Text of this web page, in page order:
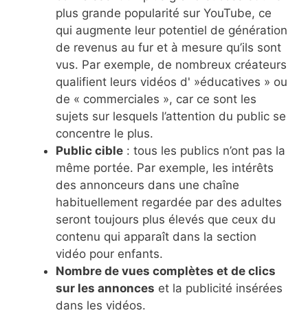
plus grande popularité sur YouTube, ce
qui augmente leur potentiel de génération
de revenus au fur et à mesure qu’ils sont
vus. Par exemple, de nombreux créateurs
qualifient leurs vidéos d' »éducatives » ou
de « commerciales », car ce sont les
sujets sur lesquels l’attention du public se
concentre le plus.
Public cible : tous les publics n’ont pas la
même portée. Par exemple, les intérêts
des annonceurs dans une chaîne
habituellement regardée par des adultes
seront toujours plus élevés que ceux du
contenu qui apparaît dans la section
vidéo pour enfants.
Nombre de vues complètes et de clics
sur les annonces et la publicité insérées
dans les vidéos.